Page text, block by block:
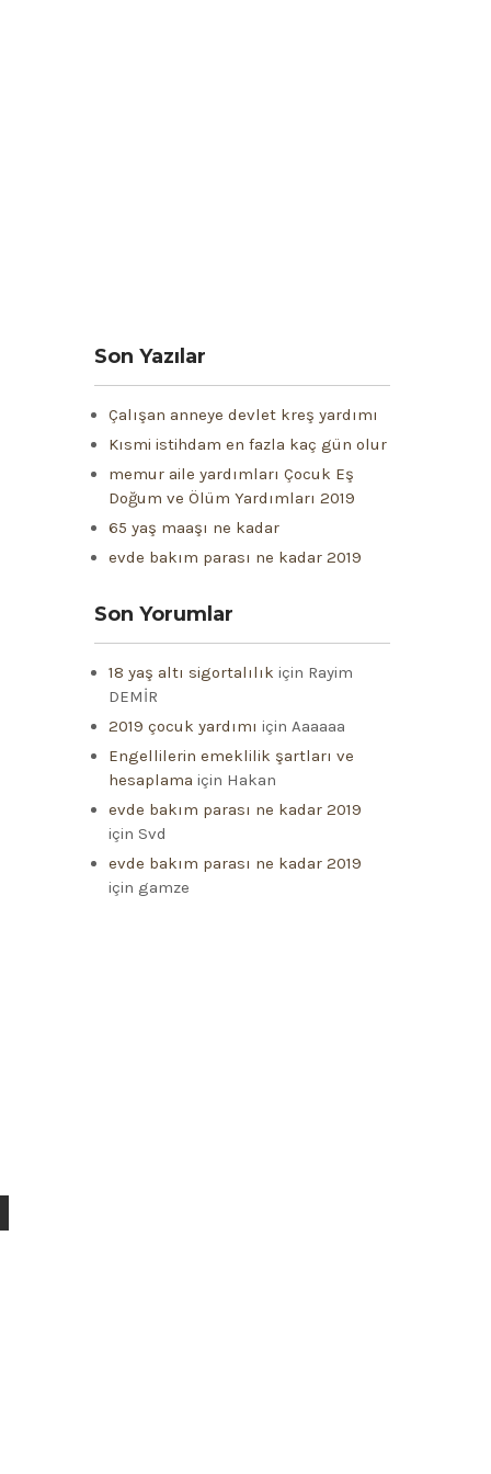
Son Yazılar
Çalışan anneye devlet kreş yardımı
Kısmi istihdam en fazla kaç gün olur
memur aile yardımları Çocuk Eş
Doğum ve Ölüm Yardımları 2019
65 yaş maaşı ne kadar
evde bakım parası ne kadar 2019
Son Yorumlar
18 yaş altı sigortalılık için Rayim
DEMİR
2019 çocuk yardımı için Aaaaaa
Engellilerin emeklilik şartları ve
hesaplama için Hakan
evde bakım parası ne kadar 2019
için Svd
evde bakım parası ne kadar 2019
için gamze